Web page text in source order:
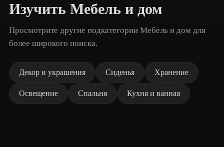
Изучить Мебель и дом
Просмотрите другие подкатегории Мебель и дом для
более широкого поиска.
Декор и украшения Сиденья Хранение
Освещение Спальня Кухня и ванная